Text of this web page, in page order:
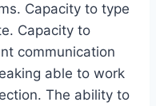
Capacity to type
Capacity to
communication
able to work
The ability to